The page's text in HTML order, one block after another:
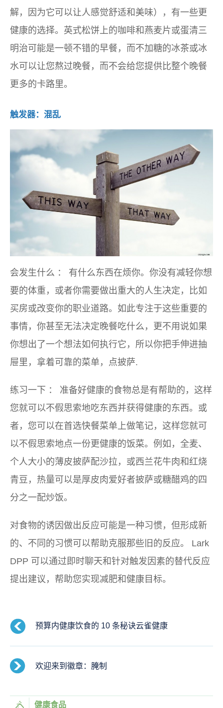
解，因为它可以让人感觉舒适和美味），有一些更
健康的选择。英式松饼上的咖啡和燕麦片或蛋清三
明治可能是一顿不错的早餐，而不加糖的冰茶或冰
水可以让您熬过晚餐，而不会给您提供比整个晚餐
更多的卡路里。
触发器：混乱
会发生什么 ：
有什么东西在烦你。你没有减轻你想
要的体重，或者你需要做出重大的人生决定，比如
买房或改变你的职业道路。如此专注于这些重要的
事情，你甚至无法决定晚餐吃什么，更不用说如果
你想出了一个想法如何执行它，所以你把手伸进抽
屉里，拿着可靠的菜单，点披萨.
练习一下 ：
准备好健康的食物总是有帮助的，这样
您就可以不假思索地吃东西并获得健康的东西。或
者，您可以在首选快餐菜单上做笔记，这样您就可
以不假思索地点一份更健康的饭菜。例如，全麦、
个人大小的薄皮披萨配沙拉，或西兰花牛肉和红烧
青豆，热量可以是厚皮肉爱好者披萨或糖醋鸡的四
分之一配炒饭。
对食物的诱因做出反应可能是一种习惯，但形成新
的、不同的习惯可以帮助克服那些旧的反应。 Lark
DPP 可以通过即时聊天和针对触发因素的替代反应
提出建议，帮助您实现减肥和健康目标。
预算内健康饮食的 10 条秘诀云雀健康
欢迎来到徽章：腌制
健康食品